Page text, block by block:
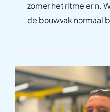
zomer het ritme erin.
de bouwvak normaal